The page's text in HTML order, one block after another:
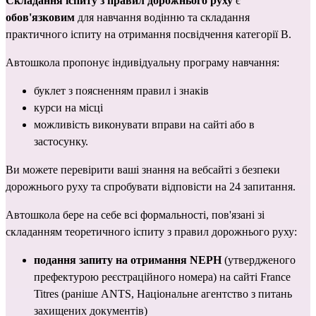
обов'язковим для навчання водінню та складання
практичного іспиту на отримання посвідчення категорії B.
Автошкола пропонує індивідуальну програму навчання:
буклет з поясненням правил і знаків
курси на місці
можливість виконувати вправи на сайті або в
застосунку.
Ви можете перевірити ваші знання на вебсайті з безпеки
дорожнього руху та спробувати відповісти на 24 запитання.
Автошкола бере на себе всі формальності, пов'язані зі
складанням теоретичного іспиту з правил дорожнього руху:
подання запиту на отримання NEPH (утвердженого
префектурою реєстраційного номера) на сайті France
Titres (раніше ANTS, Національне агентство з питань
захищених документів)